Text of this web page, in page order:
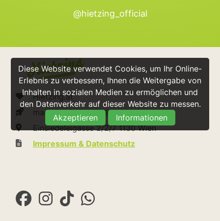
Diese Website verwendet Cookies, um Ihr Online-
Erlebnis zu verbessern, Ihnen die Weitergabe von
Inhalten in sozialen Medien zu ermöglichen und
den Datenverkehr auf dieser Website zu messen.
Akzeptieren
Informationen
@hietzing_official
Hietzing.at
made byOnline Raketen
Einsiedeleigasse 2/2/7 1130 Wien
Impressum & Datenschutz